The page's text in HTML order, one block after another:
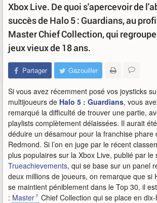
Xbox Live. De quoi s'apercevoir de
succès de Halo 5 : Guardians, au
Master Chief Collection, qui
jeux vieux de 18 ans.
Partager Gazouiller
Si vous avez récemment posé vos joysticks
multijoueurs de Halo 5 : Guardians, vous
remarqué la difficulté de trouver une partie,
playlists complètement délaissées. Il aurait
déduire un désamour pour la franchise phare
Redmond. Si l’on en juge par le récent
plus populaires sur la Xbox Live, publié par le
Trueachievements, qui se base sur un panel
deux millions de joueurs, on remarque que si
se maintient péniblement dans le Top 30, il
: Master Chief Collection qui se place en